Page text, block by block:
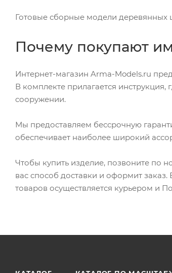
Готовые сборные модели деревянных
Почему покупают
Интернет-магазин Arma-Models.ru
В комплекте прилагается
сооружении.
Мы предоставляем бессрочную
обеспечивает наиболее широкий
Чтобы купить изделие, позвоните по
вас способ доставки и оформит
товаров осуществляется курьером и